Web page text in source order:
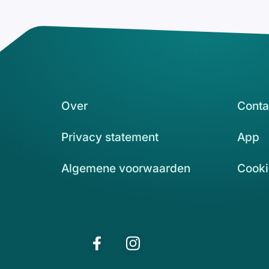
Over
Privacy statement App
Algemene voorwaarden